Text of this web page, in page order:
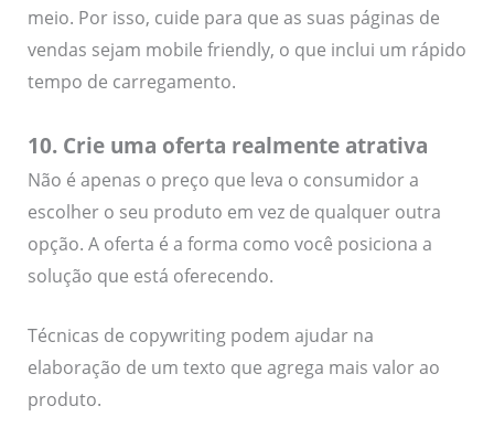
meio. Por isso, cuide para que as suas páginas de
vendas sejam mobile friendly, o que inclui um rápido
tempo de carregamento.
10. Crie uma oferta realmente atrativa
Não é apenas o preço que leva o consumidor a
escolher o seu produto em vez de qualquer outra
opção. A oferta é a forma como você posiciona a
solução que está oferecendo.
Técnicas de copywriting podem ajudar na
elaboração de um texto que agrega mais valor ao
produto.